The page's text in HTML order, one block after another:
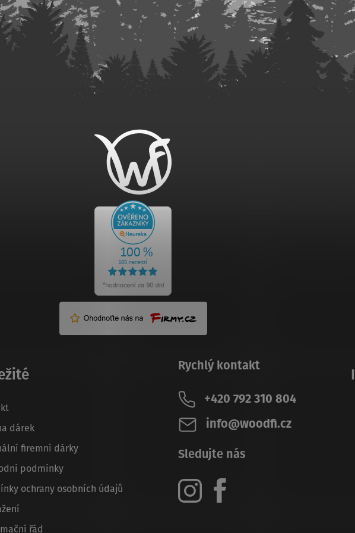
dárek
firemní dárky
podmínky
ochrany osobních údajů
řád
Rychlý kontakt
+420 792 310 804
info@woodfi.cz
Sledujte nás